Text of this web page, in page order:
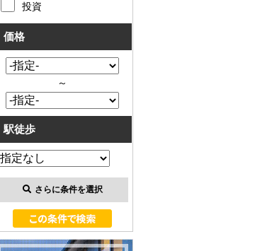
投資
価格
～
駅徒歩
さらに条件を選択